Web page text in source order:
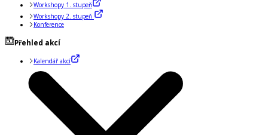
Workshopy 1. stupeň
Workshopy 2. stupeň
Konference
Přehled akcí
Kalendář akcí